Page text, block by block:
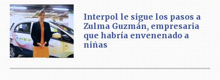
Interpol le sigue los pasos a
Zulma Guzmán, empresaria
que habría envenenado a
niñas